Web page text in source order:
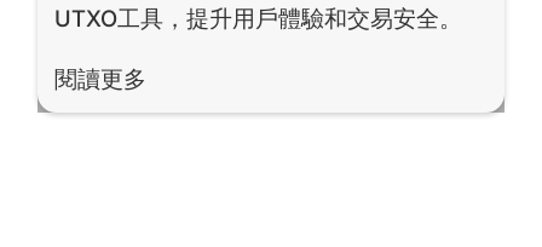
UTXO工具，提升用戶體驗和交易安全。
閱讀更多
閱讀更多